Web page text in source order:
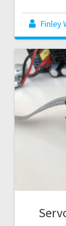
Finley